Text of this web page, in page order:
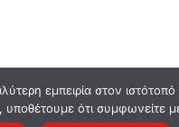
εμπειρία στον
υποθέτουμε ότι συμφωνείτε